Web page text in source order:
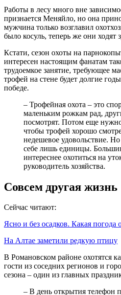
Работы в лесу много вне
признается Меняйло, но она
мужчина только возглавил
было косуль, теперь же они ходят
Кстати, сезон охоты на
интересен настоящим фанатам
трудоемкое занятие, требующее
трофей на стене будет долгие
победе.
– Трофейная охота – это
маленьким рожкам рад,
посмотрят. Потом еще
чтобы трофей хорошо
недешевое удовольствие.
себе лишь единицы.
интереснее охотиться на
руководитель хозяйства.
Совсем другая жизнь
Сейчас читают:
Ясно и без осадков. Какая
На Алтае заметили редкую птицу
В Романовском районе охотятся
гости из соседних регионов и
сезона – один из главных
– В день открытия телефон